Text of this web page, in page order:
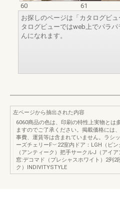
60
61
お探しのページは「カタログビ
タログビューではweb上でパラ
んになれます。
左ページから抽出された内容
6060商品の色は、印刷の特性上実物とは
ますのでご了承ください。掲載価格には
事費、運賃等は含まれていません。ラシ
ーズチェリーF︶22室内ドア：LGH（ピ
（アンティーク）把手サークルJ（アイ
窓:デコマド（プレシャスホワイト）2列2
ク）INDIVITYSTYLE